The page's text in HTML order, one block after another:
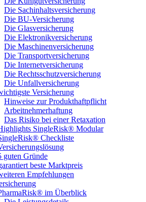
Die Sachinhaltsversicherung
Die BU-Versicherung
Die Glasversicherung
Die Elektronikversicherung
Die Maschinenversicherung
Die Transportversicherung
Die Internetversicherung
Die Rechtsschutzversicherung
Die Unfallversicherung
Versicherung
Hinweise zur Produkthaftpflicht
Arbeitnehmerhaftung
Das Risiko bei einer Retaxation
SingleRisk® Modular
Checkliste
guten Gründe
beste Marktpreis
Empfehlungen
im Überblick